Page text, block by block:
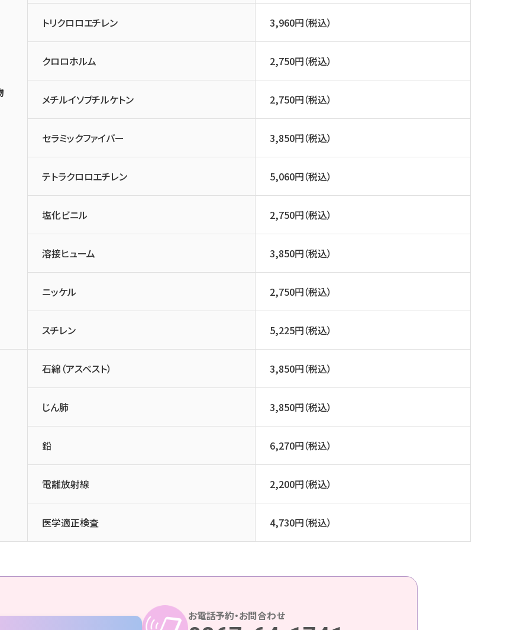
トリクロロエチレン 3,960円（税込）
クロロホルム 2,750円（税込）
メチルイソブチルケトン 2,750円（税込）
セラミックファイバー 3,850円（税込）
テトラクロロエチレン 5,060円（税込）
塩化ビニル 2,750円（税込）
溶接ヒューム 3,850円（税込）
ニッケル 2,750円（税込）
スチレン 5,225円（税込）
石綿（アスベスト） 3,850円（税込）
じん肺 3,850円（税込）
鉛 6,270円（税込）
電離放射線 2,200円（税込）
医学適正検査 4,730円（税込）
お電話予約・お問合わせ